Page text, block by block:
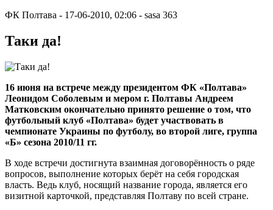
ФК Полтава - 17-06-2010, 02:06 - sasa 363
Таки да!
16 июня на встрече между президентом ФК «Полтава»
Леонидом Соболевым и мером г. Полтавы Андреем
Матковским окончательно принято решение о том, что
футбольный клуб «Полтава» будет участвовать в
чемпионате Украины по футболу, во второй лиге, группа
«Б» сезона 2010/11 гг.
В ходе встречи достигнута взаимная договорённость о ряде
вопросов, выполнение которых берёт на себя городская
власть. Ведь клуб, носящий название города, является его
визитной карточкой, представляя Полтаву по всей стране.